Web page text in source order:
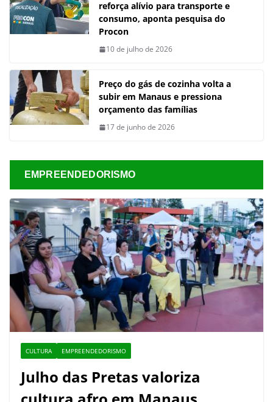
reforça alívio para transporte e
consumo, aponta pesquisa do
Procon
10 de julho de 2026
Preço do gás de cozinha volta a
subir em Manaus e pressiona
orçamento das famílias
17 de junho de 2026
EMPREENDEDORISMO
CULTURA EMPREENDEDORISMO
Julho das Pretas valoriza